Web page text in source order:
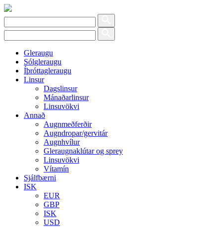
Gleraugu
Sólgleraugu
Íþróttagleraugu
Linsur
Dagslinsur
Mánaðarlinsur
Linsuvökvi
Annað
Augnmeðferðir
Augndropar/gervitár
Augnhvílur
Gleraugnaklútar og sprey
Linsuvökvi
Vítamín
Sjálfbærni
ISK
EUR
GBP
ISK
USD